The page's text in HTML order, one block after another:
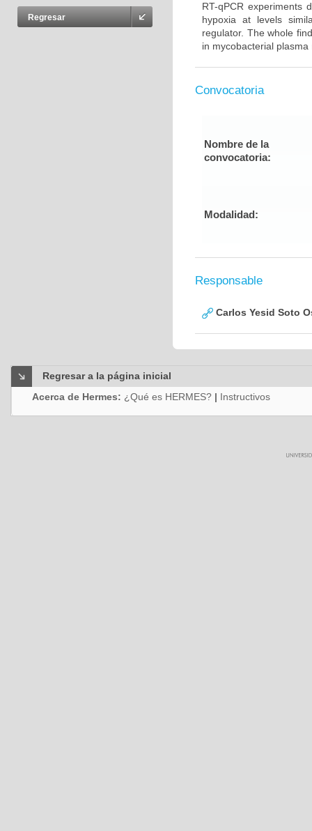
Regresar
RT-qPCR experiments
hypoxia at levels
regulator. The whole
in mycobacterial
Convocatoria
Nombre de la
convocatoria:
Modalidad:
Responsable
Carlos Yesid Soto
Regresar a la página inicial
Acerca de Hermes: ¿Qué es HERMES? | Instructivos